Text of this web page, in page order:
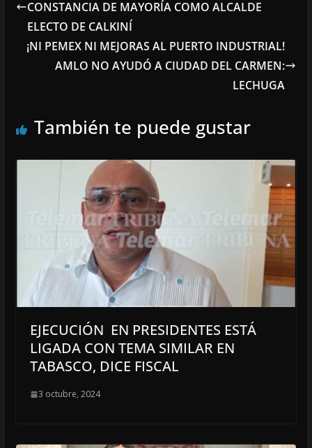
CONSTANCIA DE MAYORÍA COMO ALCALDE
ELECTO DE CALKINÍ
¡NI PEMEX NI MEJORAS AL PUERTO INDUSTRIAL!
AMLO NO AYUDÓ A CIUDAD DEL CARMEN:
LECHUGA
También te puede gustar
EJECUCIÓN EN PRESIDENTES ESTÁ
LIGADA CON TEMA SIMILAR EN
TABASCO, DICE FISCAL
3 octubre, 2024